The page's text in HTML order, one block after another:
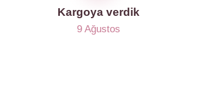
Kargoya verdik
9 Ağustos